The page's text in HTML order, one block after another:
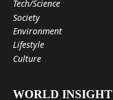
Tech/Science
Society
Environment
Lifestyle
Culture
WORLD INSIGHT